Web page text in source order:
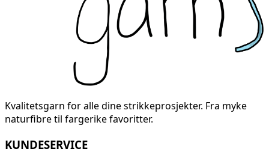
Kvalitetsgarn for alle dine strikkeprosjekter. Fra myke
naturfibre til fargerike favoritter.
KUNDESERVICE